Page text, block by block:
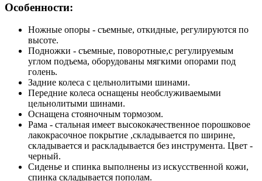
Особенности:
Ножные опоры - съемные, откидные, регулируются по
высоте.
Подножки - съемные, поворотные,с регулируемым
углом подъема, оборудованы мягкими опорами под
голень.
Задние колеса с цельнолитыми шинами.
Передние колеса оснащены необслуживаемыми
цельнолитыми шинами.
Оснащена стояночным тормозом.
Рама - стальная имеет высококачественное порошковое
лакокрасочное покрытие ,складывается по ширине,
складывается и раскладывается без инструмента. Цвет -
черный.
Сиденье и спинка выполнены из искусственной кожи,
спинка складывается пополам.